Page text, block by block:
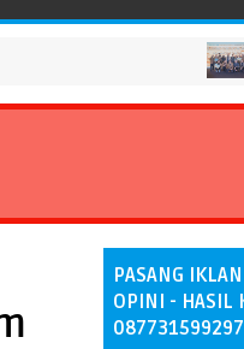
FOKUS
PASANG
OPINI - HASIL